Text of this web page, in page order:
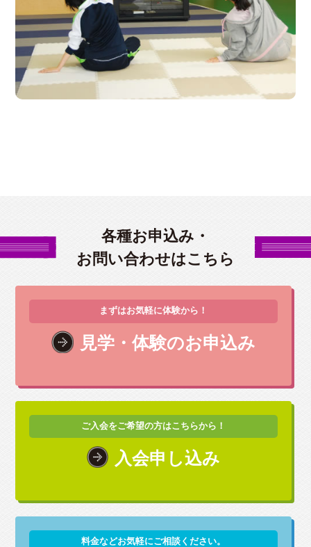
各種お申込み・
お問い合わせはこちら
まずはお気軽に体験から！
見学・体験のお申込み
ご入会をご希望の方はこちらから！
入会申し込み
料金などお気軽にご相談ください。